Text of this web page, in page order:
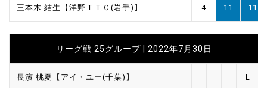
三本木 結生【洋野ＴＴＣ(岩手)】 4 11 11
リーグ戦 25グループ | 2022年7月30日
長濱 桃夏【アイ・ユー(千葉)】 L